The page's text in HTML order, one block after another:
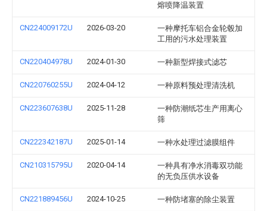
熔喷降温装置
CN224009172U 2026-03-20
一种摩托车铝合金轮毂加
工用的污水处理装置
CN220404978U 2024-01-30 一种新型焊接式滤芯
CN220760255U 2024-04-12 一种原料预处理清洗机
CN223607638U 2025-11-28
一种防潮纸芯生产用离心
筛
CN222342187U 2025-01-14 一种水处理过滤膜组件
CN210315795U 2020-04-14
一种具有净水消毒双功能
的无负压供水设备
CN221889456U 2024-10-25 一种防堵塞的除尘装置